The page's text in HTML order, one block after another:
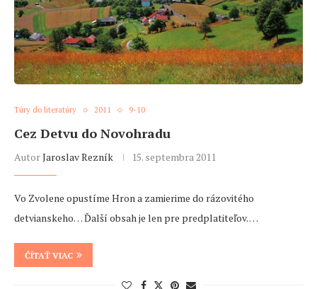
Túry do literatúry 2011 9-10
Cez Detvu do Novohradu
AutorJaroslav Rezník 15. septembra 2011
Vo Zvolene opustíme Hron a zamierime do rázovitého
detvianskeho… Ďalší obsah je len pre predplatiteľov. …
ČÍTAŤ VIAC